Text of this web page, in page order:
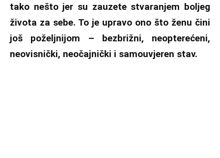
tako nešto jer su zauzete stvaranjem boljeg
života za sebe. To je upravo ono što ženu čini
još poželjnijom – bezbrižni, neopterećeni,
neovisnički, neočajnički i samouvjeren stav.